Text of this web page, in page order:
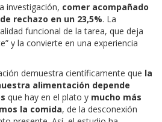
investigación, comer acompañado
rechazo en un 23,5%. La
funcional de la tarea, que deja
y la convierte en una experiencia
demuestra científicamente que la
alimentación depende
que hay en el plato y mucho más
la comida, de la desconexión